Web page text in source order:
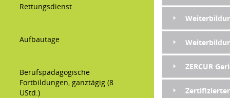
Rettungsdienst
Aufbautage
Berufspädagogische
Fortbildungen, ganztägig (8
UStd.)
ZERCUR